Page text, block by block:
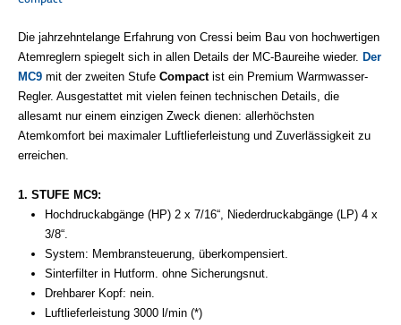
Die jahrzehntelange Erfahrung von Cressi beim Bau von hochwertigen
Atemreglern spiegelt sich in allen Details der MC-Baureihe wieder. Der
MC9mit der zweiten Stufe Compactist ein Premium Warmwasser-
Regler. Ausgestattet mit vielen feinen technischen Details, die
allesamt nur einem einzigen Zweck dienen: allerhöchsten
Atemkomfort bei maximaler Luftlieferleistung und Zuverlässigkeit zu
erreichen.
1. STUFE MC9:
Hochdruckabgänge (HP) 2 x 7/16“, Niederdruckabgänge (LP) 4 x
3/8“.
System: Membransteuerung, überkompensiert.
Sinterfilter in Hutform. ohne Sicherungsnut.
Drehbarer Kopf: nein.
Luftlieferleistung 3000 l/min (*)